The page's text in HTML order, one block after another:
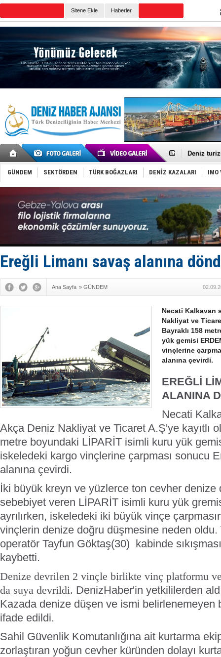
Sitene Ekle Haberler
Türkiye-
Deniz
DÖDER,
Fairline,
Baltık
Runit
Limana
Türk
Hüseyin
Hat-San
Med
Tekne, su
GÜNDEM SEKTÖRDEN TÜRK BOĞAZLARI DENİZ KAZALARI IMO
Ereğli Limanı savaş alanına
Ana Sayfa » GÜNDEM
Necati Kalkavan
Nakliyat ve
Bayraklı 158
yük gemisi
vinçlerine
alanına çevirdi.
EREĞLİ
ALANINA
Necati
Akça Deniz Nakliyat ve Ticaret A.Ş'ye kayıtlı
metre boyundaki LİPARİT isimli kuru yük
iskeledeki kargo vinçlerine çarpması sonucu
alanına çevirdi.
İki büyük kreyn ve yüzlerce ton cevher denize
sebebiyet veren LİPARİT isimli kuru yük
ayrılırken, iskeledeki iki büyük vinçe
vinçlerin denize doğru düşmesine neden
operatör Tayfun Göktaş(30) kabinde
kaybetti.
Denize devrilen 2 vinçle birlikte vinç platformu
da suya devrildi. DenizHaber'in yetkililerden
Kazada denize düşen ve ismi belirlenemeyen
ifade edildi.
Sahil Güvenlik Komutanlığına ait kurtarma
zorlaştıran yoğun cevher küründen dolayı